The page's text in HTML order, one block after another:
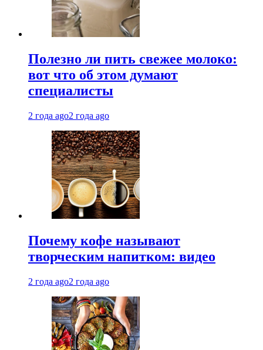
Полезно ли пить свежее молоко:
вот что об этом думают
специалисты
2 года ago2 года ago
Почему кофе называют
творческим напитком: видео
2 года ago2 года ago